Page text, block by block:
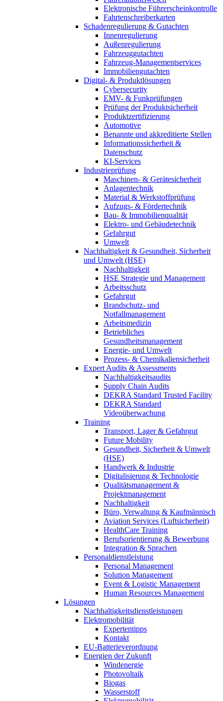
Elektronische Führerscheinkontrolle
Fahrtenschreiberkarten
Schadenregulierung & Gutachten
Innenregulierung
Außenregulierung
Fahrzeuggutachten
Fahrzeug-Managementservices
Immobiliengutachten
Digital- & Produktlösungen
Cybersecurity
EMV- & Funkprüfungen
Prüfung der Produktsicherheit
Produktzertifizierung
Automotive
Benannte und akkreditierte Stellen
Informationssicherheit &
Datenschutz
KI-Services
Industrieprüfung
Maschinen- & Gerätesicherheit
Anlagentechnik
Material & Werkstoffprüfung
Aufzugs- & Fördertechnik
Bau- & Immobilienqualität
Elektro- und Gebäudetechnik
Gefahrgut
Umwelt
Nachhaltigkeit & Gesundheit, Sicherheit
und Umwelt (HSE)
Nachhaltigkeit
HSE Strategie und Management
Arbeitsschutz
Gefahrgut
Brandschutz- und
Notfallmanagement
Arbeitsmedizin
Betriebliches
Gesundheitsmanagement
Energie- und Umwelt
Prozess- & Chemikaliensicherheit
Expert Audits & Assessments
Nachhaltigkeitsaudits
Supply Chain Audits
DEKRA Standard Trusted Facility
DEKRA Standard
Videoüberwachung
Training
Transport, Lager & Gefahrgut
Future Mobility
Gesundheit, Sicherheit & Umwelt
(HSE)
Handwerk & Industrie
Digitalisierung & Technologie
Qualitätsmanagement &
Projektmanagement
Nachhaltigkeit
Büro, Verwaltung & Kaufmännisch
Aviation Services (Luftsicherheit)
HealthCare Training
Berufsorientierung & Bewerbung
Integration & Sprachen
Personaldienstleistung
Personal Management
Solution Management
Event & Logistic Management
Human Resources Management
Lösungen
Nachhaltigkeitsdienstleistungen
Elektromobilität
Expertentipps
Kontakt
EU-Batterieverordnung
Energien der Zukunft
Windenergie
Photovoltaik
Biogas
Wasserstoff